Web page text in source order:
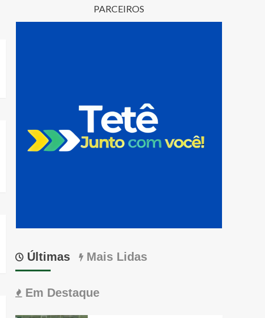
PARCEIROS
Últimas Mais Lidas
Em Destaque